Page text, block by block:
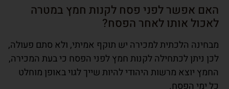
האם אפשר לפני פסח לקנות חמץ במטרה
לאכול אותו לאחר הפסח?
מבחינה הלכתית למכירה יש תוקף אמיתי, ולא סתם פעולה,
לכן ניתן לכתחילה לקנות חמץ לפני הפסח כי בעת המכירה,
החמץ יוצא מרשות היהודי להיות שייך לגוי באופן מוחלט
כל ימי הפסח.